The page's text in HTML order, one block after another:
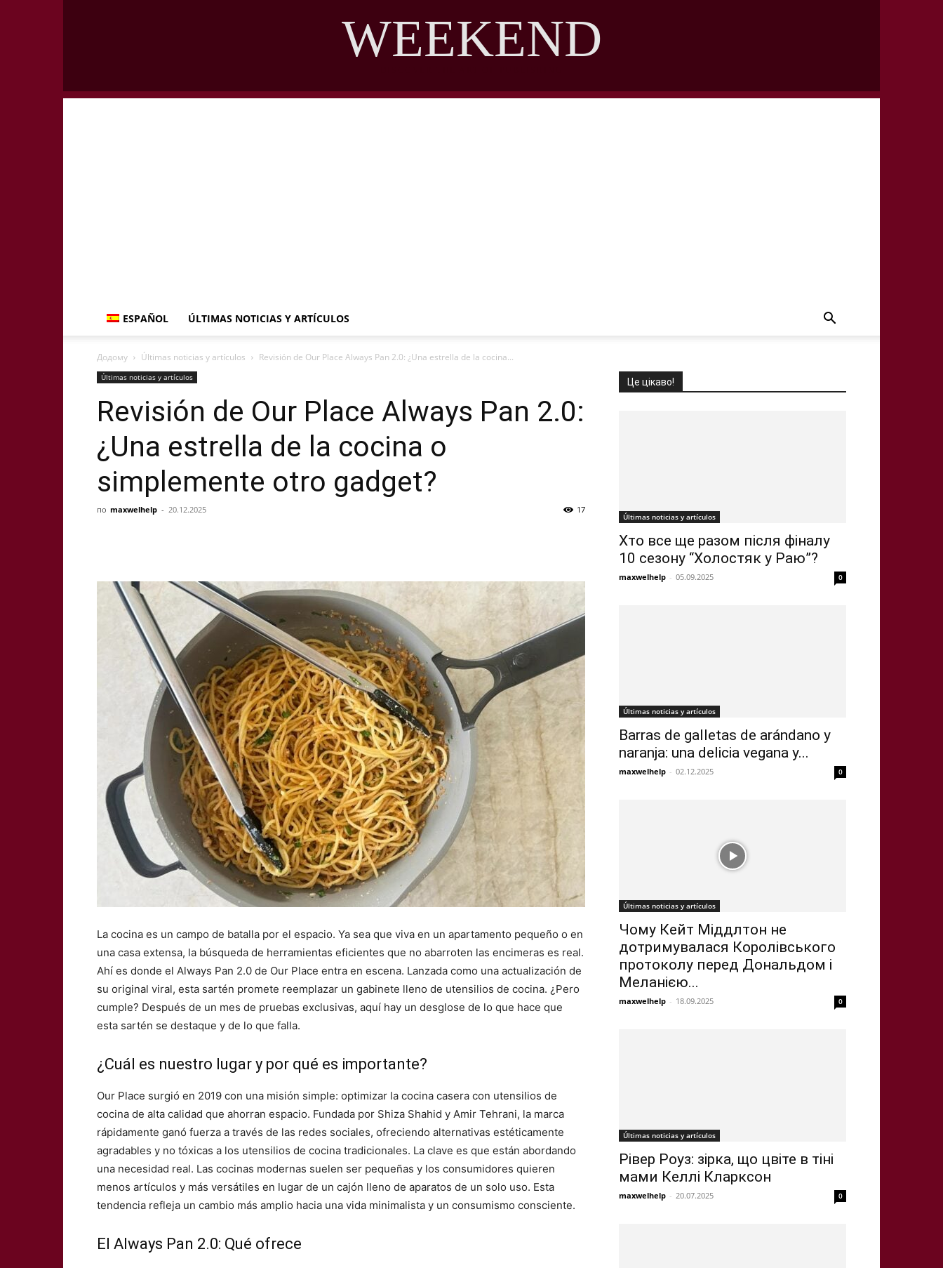
WEEKEND
ESPAÑOL ÚLTIMAS NOTICIAS Y ARTÍCULOS
Додому Últimas noticias y artículos Revisión de Our Place Always Pan 2.0: ¿Una estrella de la cocina...
Últimas noticias y artículos
Revisión de Our Place Always Pan 2.0:
¿Una estrella de la cocina o
simplemente otro gadget?
по maxwelhelp - 20.12.2025 17
La cocina es un campo de batalla por el espacio. Ya sea que viva en un apartamento pequeño o en
una casa extensa, la búsqueda de herramientas eficientes que no abarroten las encimeras es real.
Ahí es donde el Always Pan 2.0 de Our Place entra en escena. Lanzada como una actualización de
su original viral, esta sartén promete reemplazar un gabinete lleno de utensilios de cocina. ¿Pero
cumple? Después de un mes de pruebas exclusivas, aquí hay un desglose de lo que hace que
esta sartén se destaque y de lo que falla.
¿Cuál es nuestro lugar y por qué es importante?
Our Place surgió en 2019 con una misión simple: optimizar la cocina casera con utensilios de
cocina de alta calidad que ahorran espacio. Fundada por Shiza Shahid y Amir Tehrani, la marca
rápidamente ganó fuerza a través de las redes sociales, ofreciendo alternativas estéticamente
agradables y no tóxicas a los utensilios de cocina tradicionales. La clave es que están abordando
una necesidad real. Las cocinas modernas suelen ser pequeñas y los consumidores quieren
menos artículos y más versátiles en lugar de un cajón lleno de aparatos de un solo uso. Esta
tendencia refleja un cambio más amplio hacia una vida minimalista y un consumismo consciente.
El Always Pan 2.0: Qué ofrece
Це цікаво!
Últimas noticias y artículos
Хто все ще разом після фіналу
10 сезону “Холостяк у Раю”?
maxwelhelp - 05.09.2025 0
Últimas noticias y artículos
Barras de galletas de arándano y
naranja: una delicia vegana y...
maxwelhelp - 02.12.2025 0
Últimas noticias y artículos
Чому Кейт Міддлтон не
дотримувалася Королівського
протоколу перед Дональдом і
Меланією...
maxwelhelp - 18.09.2025 0
Últimas noticias y artículos
Рівер Роуз: зірка, що цвіте в тіні
мами Келлі Кларксон
maxwelhelp - 20.07.2025 0